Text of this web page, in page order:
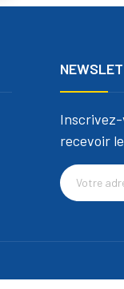
recevoir